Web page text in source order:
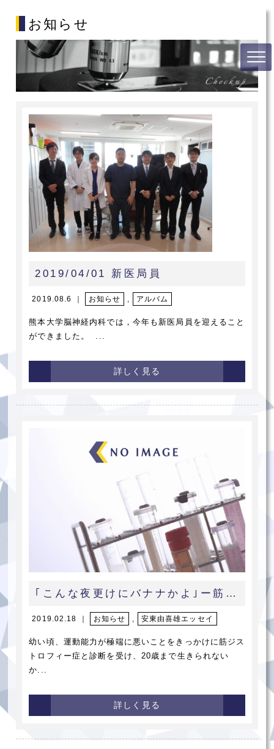
お知らせ
2019/04/01 新医局員
2019.08.6 ｜ お知らせ アルバム
熊本大学脳神経内科では，今年も新医局員を迎えること
ができました。 ...
詳しく見る
｢こんな夜更けにバナナかよ｣ー筋ジストロフィー症ー
2019.02.18 ｜ お知らせ , 安東由喜雄エッセイ
幼い頃、運動能力が極端に悪いことをきっかけに筋ジス
トロフィー症と診断を受け、20歳まで生きられない
か...
詳しく見る